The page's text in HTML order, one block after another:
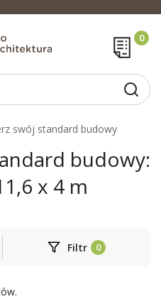
swój standard budowy
budowy:
x 4 m
Filtr